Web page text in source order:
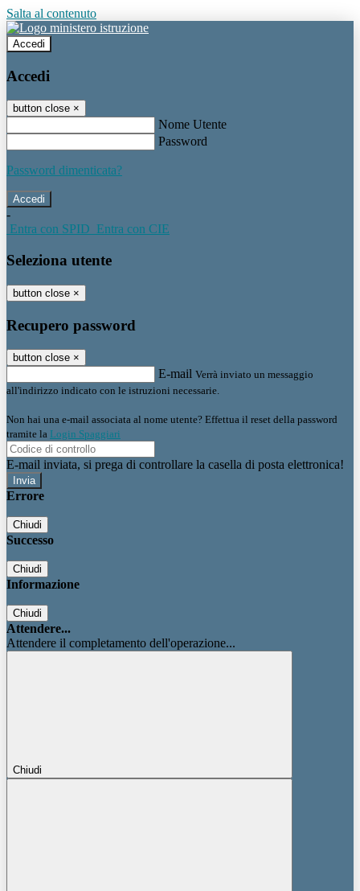
Salta al contenuto
Accedi
Accedi
button close ×
Nome Utente
Password
Password dimenticata?
-
Entra con SPID Entra con CIE
Seleziona utente
button close ×
Recupero password
button close ×
E-mail Verrà inviato un messaggio
all'indirizzo indicato con le istruzioni necessarie.
Non hai una e-mail associata al nome utente? Effettua il reset della password
tramite la Login Spaggiari
E-mail inviata, si prega di controllare la casella di posta elettronica!
Errore
Chiudi
Successo
Chiudi
Informazione
Chiudi
Attendere...
Attendere il completamento dell'operazione...
Chiudi